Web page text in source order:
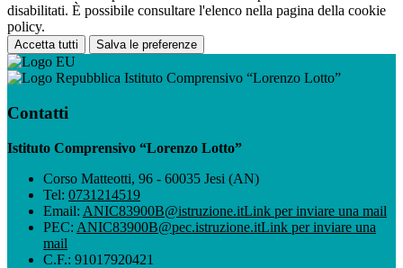
disabilitati. È possibile consultare l'elenco nella pagina della cookie
policy.
Accetta tutti Salva le preferenze
Istituto Comprensivo “Lorenzo Lotto”
Contatti
Istituto Comprensivo “Lorenzo Lotto”
Corso Matteotti, 96 - 60035 Jesi (AN)
Tel: 0731214519
Email: ANIC83900B@istruzione.itLink per inviare una mail
PEC: ANIC83900B@pec.istruzione.itLink per inviare una
mail
C.F.: 91017920421